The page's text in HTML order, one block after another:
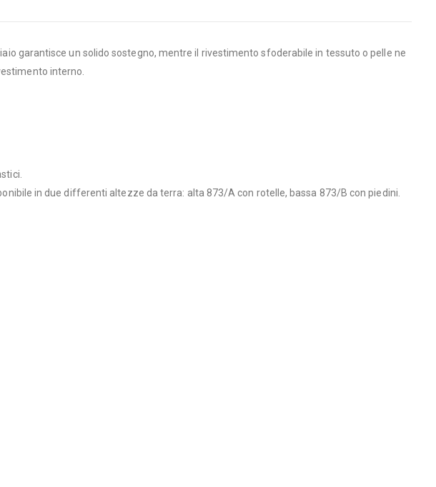
garantisce un solido sostegno, mentre il rivestimento sfoderabile in tessuto o pelle ne
interno.
in due differenti altezze da terra: alta 873/A con rotelle, bassa 873/B con piedini.